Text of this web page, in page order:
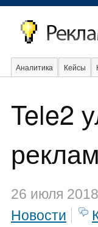
Аналитика Кейсы
Tele2
26 июля
Новости